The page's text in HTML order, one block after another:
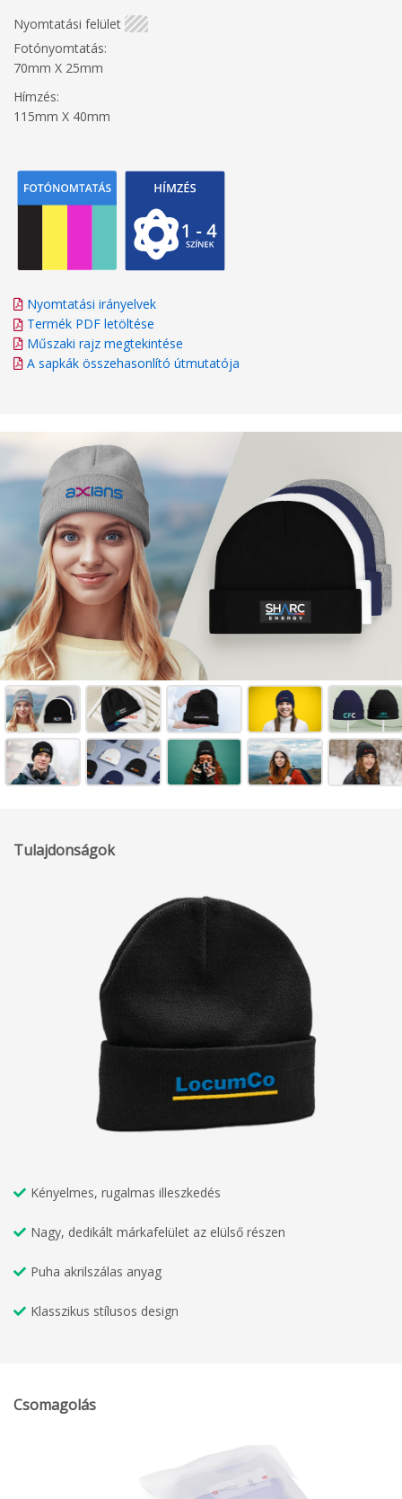
Nyomtatási felület
Fotónyomtatás:
70mm X 25mm
Hímzés:
115mm X 40mm
Nyomtatási irányelvek
Termék PDF letöltése
Műszaki rajz megtekintése
A sapkák összehasonlító útmutatója
Tulajdonságok
Kényelmes, rugalmas illeszkedés
Nagy, dedikált márkafelület az elülső részen
Puha akrilszálas anyag
Klasszikus stílusos design
Csomagolás